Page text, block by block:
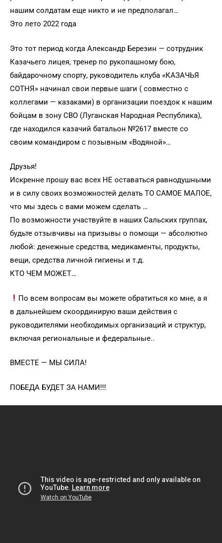
нашим солдатам еще никто и не предполагал…
Это лето 2022 года
Это тот период когда Александр Березин — сотрудник
Казачьего лицея, тренер по рукопашному бою,
байдарочному спорту, руководитель клуба «КАЗАЧЬЯ
СОТНЯ» начинал свои первые шаги ( совместно с
коллегами — казаками) в организации поездок к нашим
бойцам в зону СВО (Луганская Народная Республика),
где находился казачий батальон №2617 вместе со
своим командиром с позывным «Водяной»…
Друзья!
Искренне прошу вас всех НЕ оставаться равнодушными
и в силу своих возможностей делать ТО САМОЕ МАЛОЕ,
что мы здесь с вами можем сделать …
По возможности участвуйте в наших Сальских группах,
будьте отзывчивы на призывы о помощи — абсолютно
любой: денежные средства, медикаменты, продукты,
вещи, средства личной гигиены и т.д.
КТО ЧЕМ МОЖЕТ…
По всем вопросам вы можете обратиться ко мне, а я
в дальнейшем скоординирую ваши действия с
руководителями необходимых организаций и структур,
включая региональные и федеральные..
ВМЕСТЕ — МЫ СИЛА!
ПОБЕДА БУДЕТ ЗА НАМИ!!!